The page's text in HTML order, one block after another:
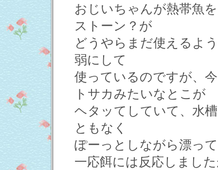
おじいちゃんが熱帯魚
ストーン？が
どうやらまだ使えるよ
弱にして
使っているのですが、
トサカみたいなとこが
ヘタッてしていて、水
ともなく
ぽーっとしながら漂っ
一応餌には反応しまし